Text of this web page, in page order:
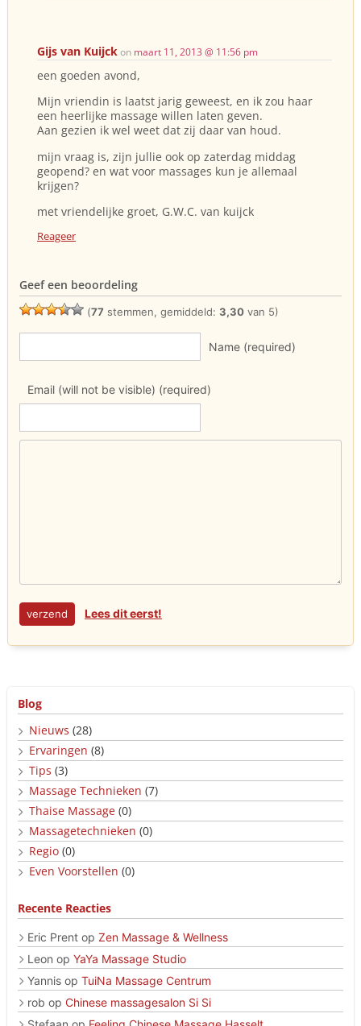
Gijs van Kuijckon maart 11, 2013 @ 11:56 pm
een goeden avond,
Mijn vriendin is laatst jarig geweest, en ik zou haar
een heerlijke massage willen laten geven.
Aan gezien ik wel weet dat zij daar van houd.
mijn vraag is, zijn jullie ook op zaterdag middag
geopend? en wat voor massages kun je allemaal
krijgen?
met vriendelijke groet, G.W.C. van kuijck
Reageer
Geef een beoordeling
(77 stemmen, gemiddeld: 3,30 van 5)
Name (required)
Email (will not be visible) (required)
Lees dit eerst!
Blog
Nieuws (28)
Ervaringen (8)
Tips (3)
Massage Technieken (7)
Thaise Massage (0)
Massagetechnieken (0)
Regio (0)
Even Voorstellen (0)
Recente Reacties
Eric Prent op Zen Massage & Wellness
Leon op YaYa Massage Studio
Yannis op TuiNa Massage Centrum
rob op Chinese massagesalon Si Si